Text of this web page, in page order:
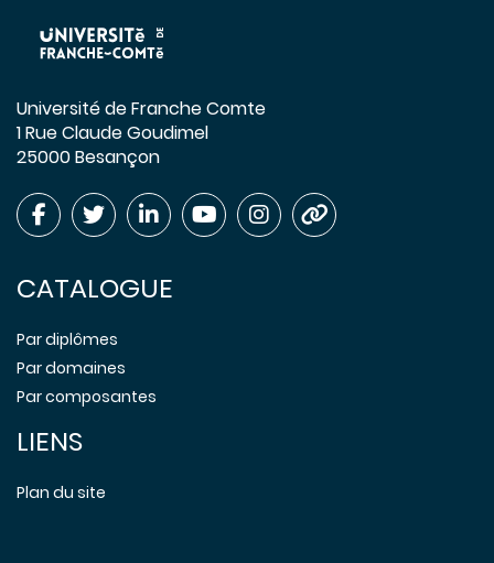
Université de Franche Comte
1 Rue Claude Goudimel
25000 Besançon
CATALOGUE
Par diplômes
Par domaines
Par composantes
LIENS
Plan du site